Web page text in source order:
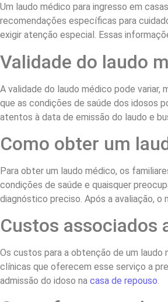
Um laudo médico para ingresso em
recomendações específicas para
exigir atenção especial. Essas
Validade do laudo
A validade do laudo médico pode
que as condições de saúde dos idosos
atentos à data de emissão do laudo e
Como obter um
Para obter um laudo médico, os
condições de saúde e quaisquer
diagnóstico preciso. Após a avaliação,
Custos associados
Os custos para a obtenção de um laudo
clínicas que oferecem esse serviço a
admissão do idoso na casa de repouso.